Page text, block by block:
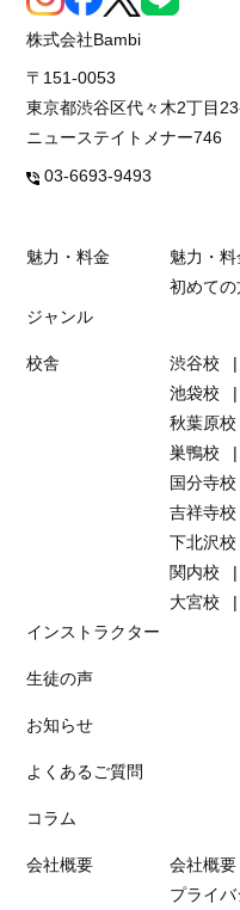
株式会社Bambi
〒151-0053
東京都渋谷区代々木2丁目
ニューステイトメナー746
03-6693-9493
魅力・料金 魅力・料
初めて
ジャンル
校舎 渋谷校
池袋校
秋葉原校
巣鴨校
国分寺校
吉祥寺校
下北沢校
関内校
大宮校
インストラクター
生徒の声
お知らせ
よくあるご質問
コラム
会社概要 会社概要
プライ